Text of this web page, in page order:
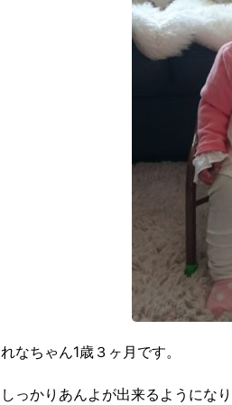
れなちゃん1歳３ヶ月です。
しっかりあんよが出来るようにな